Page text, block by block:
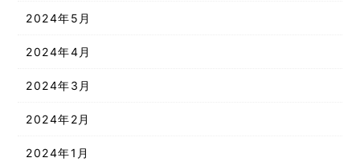
2024年5月
2024年4月
2024年3月
2024年2月
2024年1月